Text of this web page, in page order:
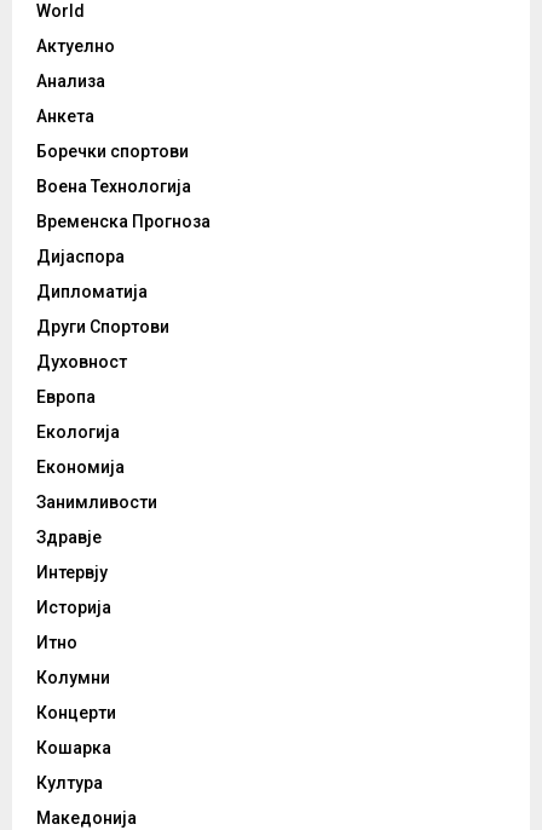
World
Актуелно
Анализа
Анкета
Боречки спортови
Воена Технологија
Временска Прогноза
Дијаспора
Дипломатија
Други Спортови
Духовност
Европа
Екологија
Економија
Занимливости
Здравје
Интервју
Историја
Итно
Колумни
Концерти
Кошарка
Култура
Македонија